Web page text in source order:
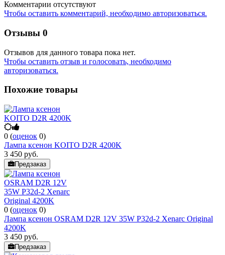
Комментарии отсутствуют
Чтобы оставить комментарий, необходимо авторизоваться.
Отзывы 0
Отзывов для данного товара пока нет.
Чтобы оcтавить отзыв и голосовать, необходимо
авторизоваться.
Похожие товары
0 (оценок 0)
Лампа ксенон KOITO D2R 4200K
3 450 руб.
Предзаказ
0 (оценок 0)
Лампа ксенон OSRAM D2R 12V 35W P32d-2 Xenarc Original
4200K
3 450 руб.
Предзаказ